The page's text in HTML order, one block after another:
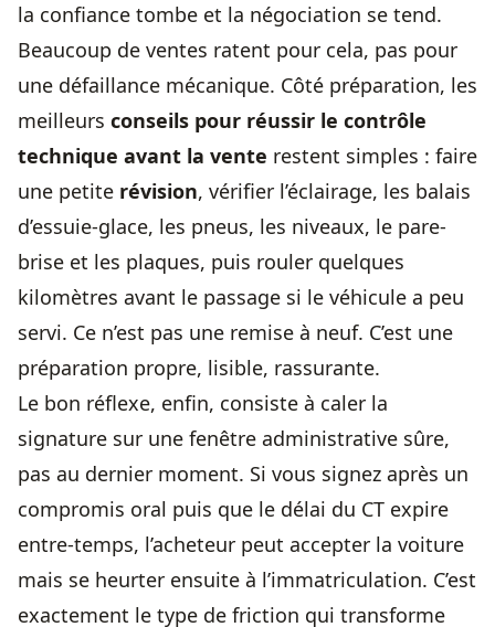
la confiance tombe et la négociation se tend.
Beaucoup de ventes ratent pour cela, pas pour
une défaillance mécanique. Côté préparation, les
meilleurs conseils pour réussir le contrôle
technique avant la vente restent simples : faire
une petite révision, vérifier l’éclairage, les balais
d’essuie-glace, les pneus, les niveaux, le pare-
brise et les plaques, puis rouler quelques
kilomètres avant le passage si le véhicule a peu
servi. Ce n’est pas une remise à neuf. C’est une
préparation propre, lisible, rassurante.
Le bon réflexe, enfin, consiste à caler la
signature sur une fenêtre administrative sûre,
pas au dernier moment. Si vous signez après un
compromis oral puis que le délai du CT expire
entre-temps, l’acheteur peut accepter la voiture
mais se heurter ensuite à l’immatriculation. C’est
exactement le type de friction qui transforme